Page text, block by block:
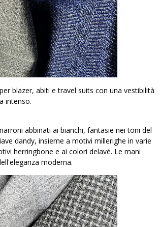
blazer, abiti e travel suits con una vestibilità
intenso.
abbinati ai bianchi, fantasie nei toni del
dandy, insieme a motivi millerighe in varie
herringbone e ai colori delavé. Le mani
moderna.